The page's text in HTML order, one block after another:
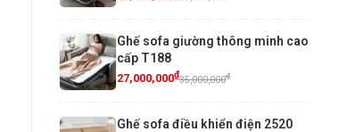
Ghế sofa giường thông minh cao
cấp T188
27,000,000₫35,000,000₫
Ghế sofa điều khiển điện 2520